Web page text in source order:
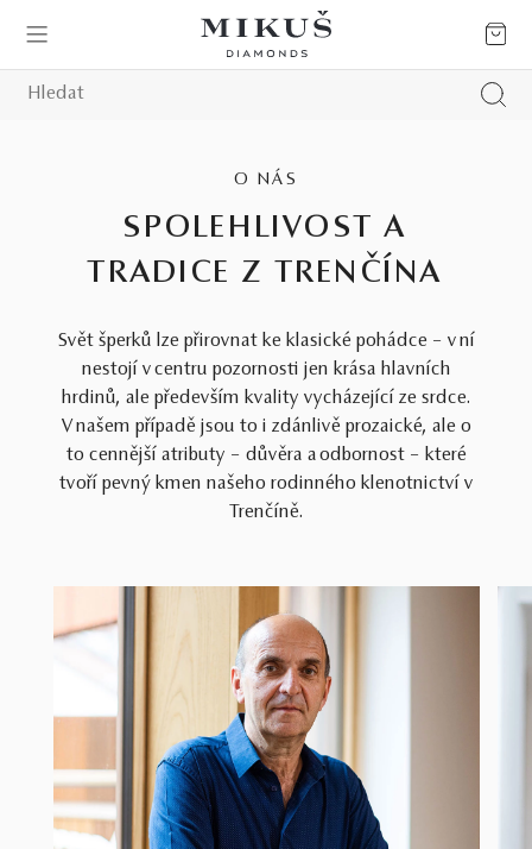
O NÁS
SPOLEHLIVOST A
TRADICE Z TRENČÍNA
Svět šperků lze přirovnat ke klasické pohádce – v ní
nestojí v centru pozornosti jen krása hlavních
hrdinů, ale především kvality vycházející ze srdce.
V našem případě jsou to i zdánlivě prozaické, ale o
to cennější atributy – důvěra a odbornost – které
tvoří pevný kmen našeho rodinného klenotnictví v
Trenčíně.